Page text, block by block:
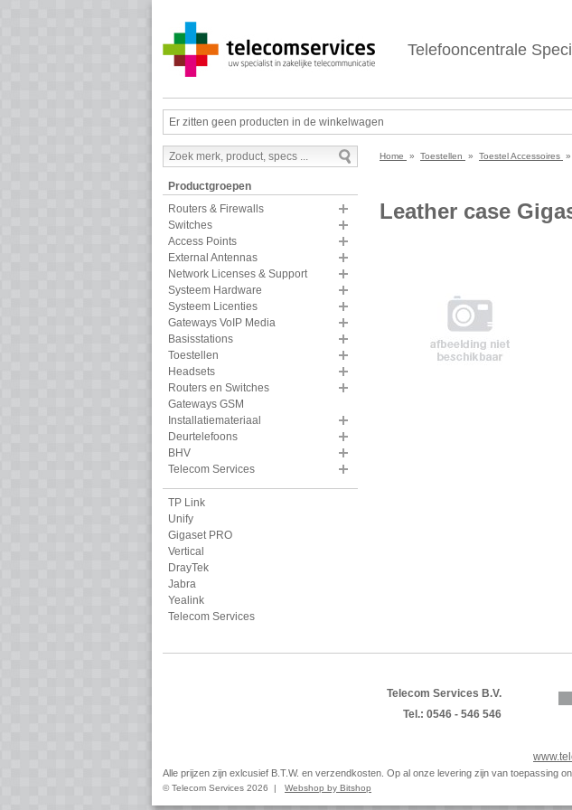
Telefooncentrale
Er zitten geen producten in de winkelwagen
Productgroepen
Routers & Firewalls
Switches
Access Points
External Antennas
Network Licenses & Support
Systeem Hardware
Systeem Licenties
Gateways VoIP Media
Basisstations
Toestellen
Headsets
Routers en Switches
Gateways GSM
Installatiemateriaal
Deurtelefoons
BHV
Telecom Services
TP Link
Unify
Gigaset PRO
Vertical
DrayTek
Jabra
Yealink
Telecom Services
Home » Toestellen » Toestel Accessoires »
Leather case
Telecom Services B.V.
Tel.: 0546 - 546 546
Alle prijzen zijn exlcusief B.T.W. en verzendkosten. Op al onze levering zijn van toepassing
© Telecom Services 2026 | Webshop by Bitshop